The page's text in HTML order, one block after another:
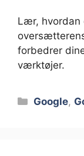
Lær, hvordan
forbedrer
værktøjer.
Kategorier
Google,